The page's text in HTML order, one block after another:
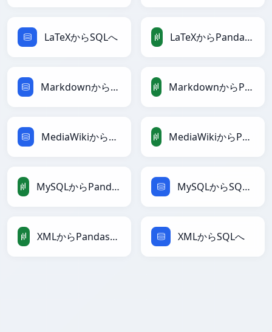
LaTeXからSQLへ LaTeXからPandasDataFrameへ
MarkdownからSQLへ MarkdownからPandasDataFrameへ
MediaWikiからSQLへ MediaWikiからPandasDataFrameへ
MySQLからPandasDataFrameへ MySQLからSQLへ
XMLからPandasDataFrameへ XMLからSQLへ